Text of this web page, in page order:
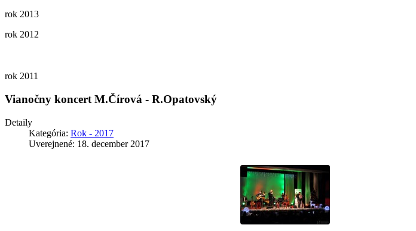
rok 2013
rok 2012
rok 2011
Vianočny koncert M.Čírová - R.Opatovský
Detaily
Kategória: Rok - 2017
Uverejnené: 18. december 2017